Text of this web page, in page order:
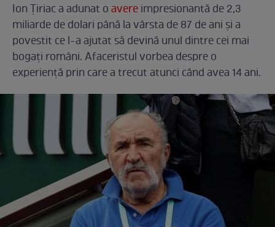
Ion Țiriac a adunat oavereimpresionantă de 2,3
miliarde de dolari până la vârsta de 87 de ani și a
povestit ce l-a ajutat să devină unul dintre cei mai
bogați români. Afaceristul vorbea despre o
experiență prin care a trecut atunci când avea 14 ani.